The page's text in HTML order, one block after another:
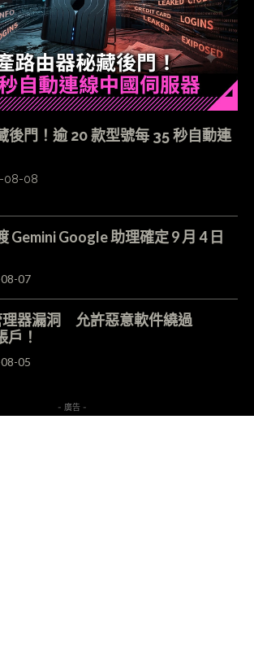
後門！逾 20 款型號每 35 秒自動連
08-08
Gemini Google 助理確定 9 月 4 日
07
理器漏洞 允許惡意軟件繞過
戶！
05
- 廣告 -